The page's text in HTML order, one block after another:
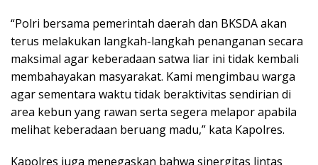
“Polri bersama pemerintah daerah dan BKSDA akan
terus melakukan langkah-langkah penanganan secara
maksimal agar keberadaan satwa liar ini tidak kembali
membahayakan masyarakat. Kami mengimbau warga
agar sementara waktu tidak beraktivitas sendirian di
area kebun yang rawan serta segera melapor apabila
melihat keberadaan beruang madu,” kata Kapolres.
Kapolres juga menegaskan bahwa sinergitas lintas